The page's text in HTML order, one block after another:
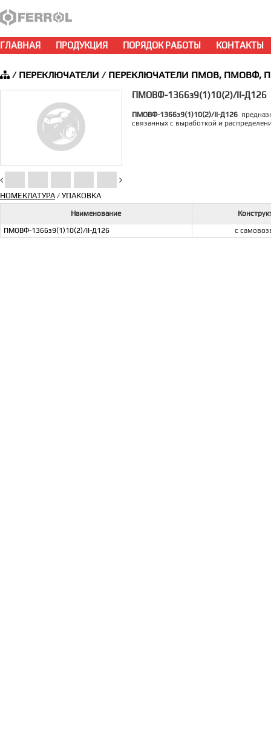
ГЛАВНАЯ ПРОДУКЦИЯ ПОРЯДОК РАБОТЫ КОНТАКТЫ
/ ПЕРЕКЛЮЧАТЕЛИ / ПЕРЕКЛЮЧАТЕЛИ ПМОВ, ПМОВФ,
ПМОВФ-1366з9(1)10(2)/II-Д126
ПМОВФ-1366з9(1)10(2)/II-Д126
связанных с выработкой и
НОМЕКЛАТУРА/ УПАКОВКА
Наименование
ПМОВФ-1366з9(1)10(2)/II-Д126
с